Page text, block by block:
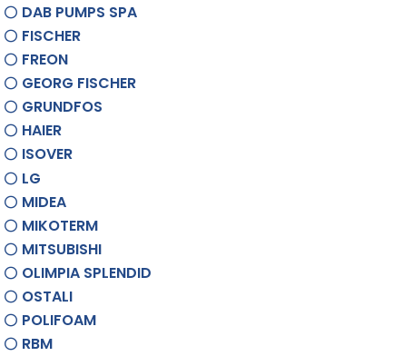
DAB PUMPS SPA
FISCHER
FREON
GEORG FISCHER
GRUNDFOS
HAIER
ISOVER
LG
MIDEA
MIKOTERM
MITSUBISHI
OLIMPIA SPLENDID
OSTALI
POLIFOAM
RBM